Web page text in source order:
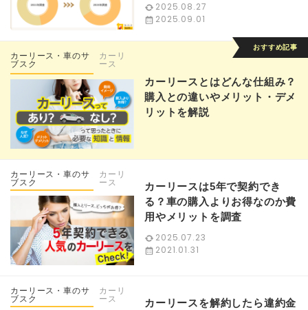
2025.08.27
2025.09.01
カーリース・車のサ
ブスク
カーリ
ース
カーリースとはどんな仕組み？
購入との違いやメリット・デメ
リットを解説
カーリース・車のサ
ブスク
カーリ
ース
カーリースは5年で契約でき
る？車の購入よりお得なのか費
用やメリットを調査
2025.07.23
2021.01.31
カーリース・車のサ
ブスク
カーリ
ース
カーリースを解約したら違約金